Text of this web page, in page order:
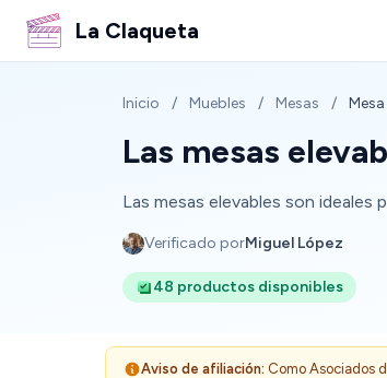
La Claqueta
Inicio / Muebles / Mesas /
Las mesas
Las mesas elevables son ideales
Verificado porMiguel López
48 productos disponibles
Aviso de afiliación: Como Asociados